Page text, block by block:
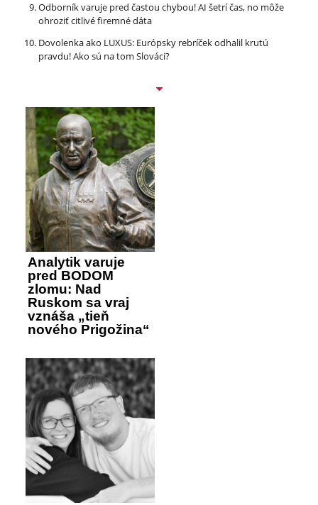
Odborník varuje pred častou chybou! AI šetrí čas, no môže
ohroziť citlivé firemné dáta
Dovolenka ako LUXUS: Európsky rebríček odhalil krutú
pravdu! Ako sú na tom Slováci?
Analytik varuje
pred BODOM
zlomu: Nad
Ruskom sa vraj
vznáša „tieň
nového Prigožina“